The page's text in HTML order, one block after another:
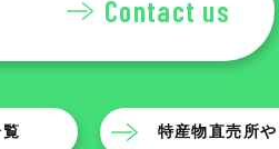
Contact us
特産物直売所